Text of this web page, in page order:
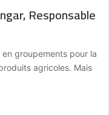
Responsable
groupements pour la
agricoles. Mais